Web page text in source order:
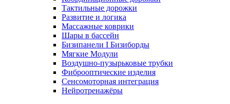
Тактильные дорожки
Развитие и логика
Массажные коврики
Шары в бассейн
Бизипанели I Бизиборды
Мягкие Модули
Воздушно-пузырьковые трубки
Фиброоптические изделия
Сенсомоторная интеграция
Нейротренажёры